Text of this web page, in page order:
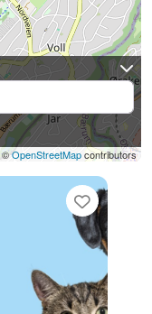
©OpenStreetMapcontributors